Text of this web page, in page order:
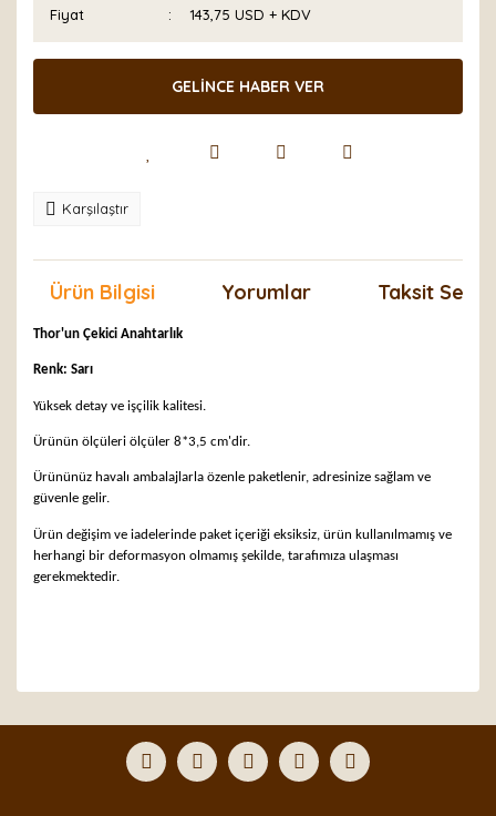
Fiyat 143,75 USD + KDV
GELİNCE HABER VER
Karşılaştır
Ürün Bilgisi Yorumlar Taksit
Thor'un Çekici Anahtarlık
Renk: Sarı
Yüksek detay ve işçilik kalitesi.
Ürünün ölçüleri ölçüler 8*3,5 cm'dir.
Ürününüz havalı ambalajlarla özenle paketlenir, adresinize sağlam ve
güvenle gelir.
Ürün değişim ve iadelerinde paket içeriği eksiksiz, ürün kullanılmamış ve
herhangi bir deformasyon olmamış şekilde, tarafımıza ulaşması
gerekmektedir.
Yorum Yaz
formunu kullanarak tarafımıza iletebilirsiniz.
Görüş ve önerileriniz için teşekkür ederiz.